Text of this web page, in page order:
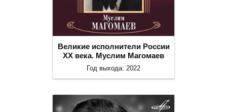
Великие исполнители России
ХХ века. Муслим Магомаев
Год выхода: 2022